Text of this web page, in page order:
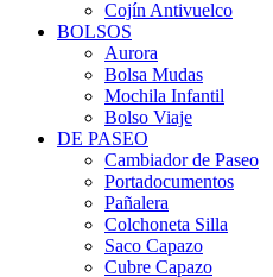
Cojín Antivuelco
BOLSOS
Aurora
Bolsa Mudas
Mochila Infantil
Bolso Viaje
DE PASEO
Cambiador de Paseo
Portadocumentos
Pañalera
Colchoneta Silla
Saco Capazo
Cubre Capazo